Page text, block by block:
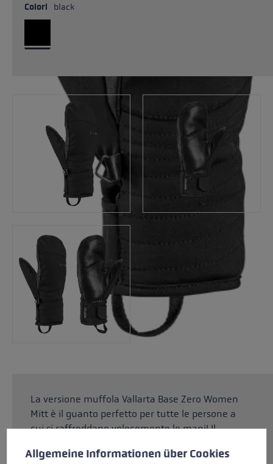
Colori black
La versione muffola Vallarta Base Zero Women
Mitt è il guanto perfetto per tutte le persone a
cui si raffreddano velocemente le mani! Il
PrimaLoft® Gold. La combinazione di pelle di
Preferenze per i cookie
Allgemeine Informationen über Cookies